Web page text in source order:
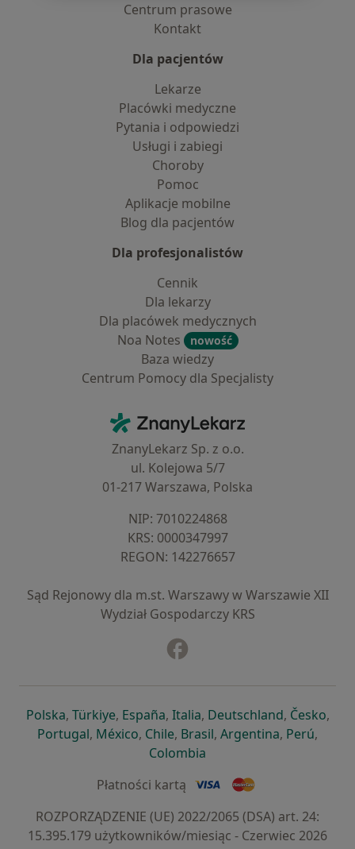
Centrum prasowe
Kontakt
Dla pacjentów
Lekarze
Placówki medyczne
Pytania i odpowiedzi
Usługi i zabiegi
Choroby
Pomoc
Aplikacje mobilne
Blog dla pacjentów
Dla profesjonalistów
Cennik
Dla lekarzy
Dla placówek medycznych
Noa Notes
nowość
Baza wiedzy
Centrum Pomocy dla Specjalisty
ZnanyLekarz - Strona główna
ZnanyLekarz Sp. z o.o.
ul. Kolejowa 5/7
01-217 Warszawa, Polska
NIP: ⁠7010224868
KRS: ⁠0000347997
REGON: ⁠142276657
Sąd Rejonowy dla m.st. Warszawy w Warszawie XII
Wydział Gospodarczy KRS
Polskaotwiera się w nowej karcie
, Türkiyeotwiera się w nowej karcie
, Españaotwiera się w nowej karcie
, Italiaotwiera się w nowej
, Deutschlandotwiera się
, Česko,
Portugalotwiera się w nowej karcie
, Méxicootwiera się w nowej karcie
, Chileotwiera się w nowej karcie
, Brasilotwiera się w nowej
, Argentinaotwiera się
, Perú,
Colombia
Płatności kartą
ROZPORZĄDZENIE (UE) 2022/2065 (DSA) art. 24:
15.395.179 użytkowników/miesiąc - Czerwiec 2026